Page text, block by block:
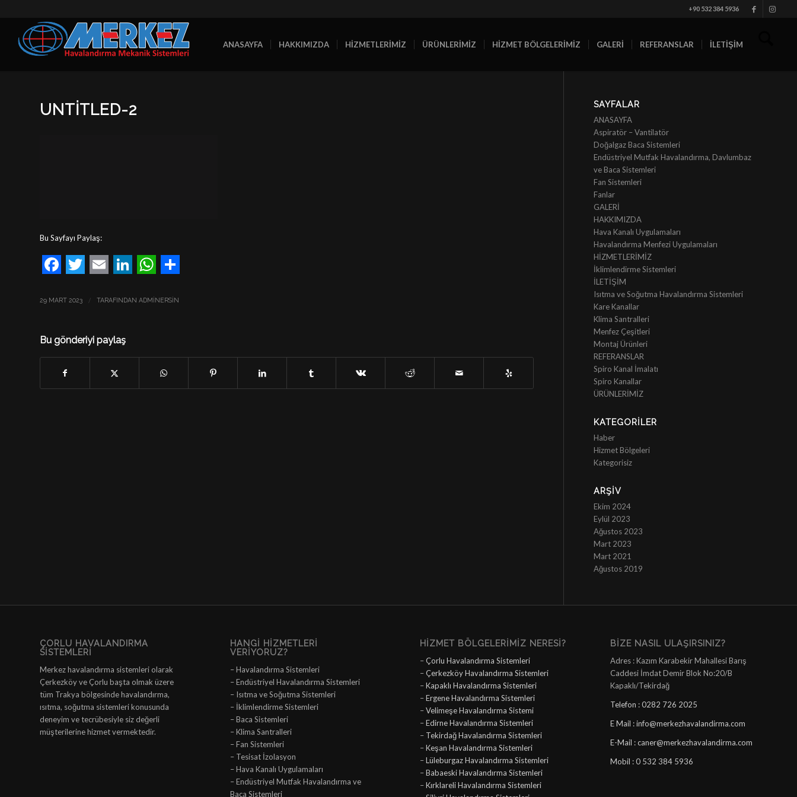
+90 532 384 5936
ANASAYFA HAKKIMIZDA HİZMETLERİMİZ ÜRÜNLERİMİZ HİZMET BÖLGELERİMİZ GALERİ REFERANSLAR İLETİŞİM
UNTITLED-2
Bu Sayfayı Paylaş:
29 MART 2023 / TARAFINDAN ADMINERSIN
Bu gönderiyi paylaş
SAYFALAR
ANASAYFA
Aspiratör – Vantilatör
Doğalgaz Baca Sistemleri
Endüstriyel Mutfak Havalandırma, Davlumbaz
ve Baca Sistemleri
Fan Sistemleri
Fanlar
GALERİ
HAKKIMIZDA
Hava Kanalı Uygulamaları
Havalandırma Menfezi Uygulamaları
HİZMETLERİMİZ
İklimlendirme Sistemleri
İLETİŞİM
Isıtma ve Soğutma Havalandırma Sistemleri
Kare Kanallar
Klima Santralleri
Menfez Çeşitleri
Montaj Ürünleri
REFERANSLAR
Spiro Kanal İmalatı
Spiro Kanallar
ÜRÜNLERİMİZ
KATEGORILER
Haber
Hizmet Bölgeleri
Kategorisiz
ARŞIV
Ekim 2024
Eylül 2023
Ağustos 2023
Mart 2023
Mart 2021
Ağustos 2019
ÇORLU HAVALANDIRMA
SISTEMLERI
Merkez havalandırma sistemleri olarak
Çerkezköy ve Çorlu başta olmak üzere
tüm Trakya bölgesinde havalandırma,
ısıtma, soğutma sistemleri konusunda
deneyim ve tecrübesiyle siz değerli
müşterilerine hizmet vermektedir.
HANGI HIZMETLERI
VERIYORUZ?
– Havalandırma Sistemleri
– Endüstriyel Havalandırma Sistemleri
– Isıtma ve Soğutma Sistemleri
– İklimlendirme Sistemleri
– Baca Sistemleri
– Klima Santralleri
– Fan Sistemleri
– Tesisat İzolasyon
– Hava Kanalı Uygulamaları
– Endüstriyel Mutfak Havalandırma ve
Baca Sistemleri
HIZMET BÖLGELERIMIZ NERESI?
–Çorlu Havalandırma Sistemleri
–Çerkezköy Havalandırma Sistemleri
–Kapaklı Havalandırma Sistemleri
–Ergene Havalandırma Sistemleri
–Velimeşe Havalandırma Sistemi
–Edirne Havalandırma Sistemleri
– Tekirdağ Havalandırma Sistemleri
–Keşan Havalandırma Sistemleri
–Lüleburgaz Havalandırma Sistemleri
–Babaeski Havalandırma Sistemleri
–Kırklareli Havalandırma Sistemleri
BIZE NASIL ULAŞIRSINIZ?
Adres : Kazım Karabekir Mahallesi Barış
Caddesi İmdat Demir Blok No:20/B
Kapaklı/Tekirdağ
Telefon : 0282 726 2025
E Mail : info@merkezhavalandirma.com
E-Mail : caner@merkezhavalandirma.com
Mobil : 0 532 384 5936